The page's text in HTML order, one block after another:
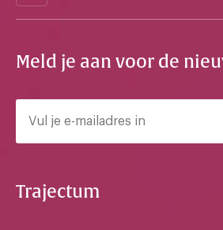
Meld je aan voor de
Trajectum